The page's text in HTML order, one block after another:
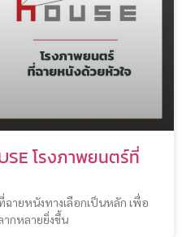
โรงภาพยนตร์ที่
ฉายหนังทางเลือกเป็นหลัก เพื่อ
กหลายยิ่งขึ้น